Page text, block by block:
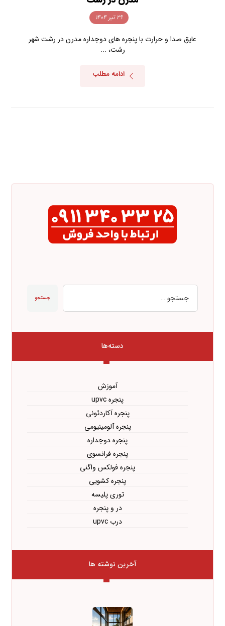
۲۹ تیر ۱۴۰۴
عایق صدا و حرارت با پنجره های دوجداره مدرن در رشت شهر
رشت، ...
ادامه مطلب
جستجو
دسته‌ها
آموزش
پنجره upvc
پنجره آکاردئونی
پنجره آلومینیومی
پنجره دوجداره
پنجره فرانسوی
پنجره فولکس واگنی
پنجره کشویی
توری پلیسه
در و پنجره
درب upvc
آخرین نوشته ها